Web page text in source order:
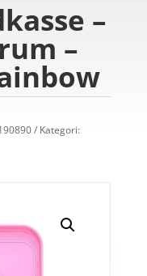
–
–
Kategori: